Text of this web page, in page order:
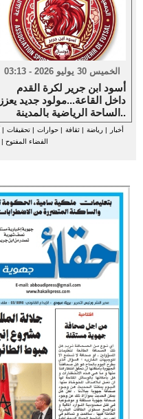
الخميس 30 يوليو 2026 - 03:13
أسود ابن جرير لكرة القدم
داخل القاعة...مولود جديد يعزز
الساحة الرياضية بالمدينة..
أخبار |رياضة |ثقافة |حوارات |تحقيقات |
الفضاء المفتوح |